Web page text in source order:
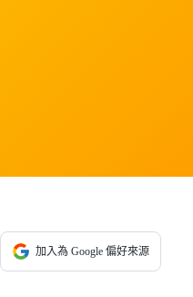
加入為 Google 偏好來源